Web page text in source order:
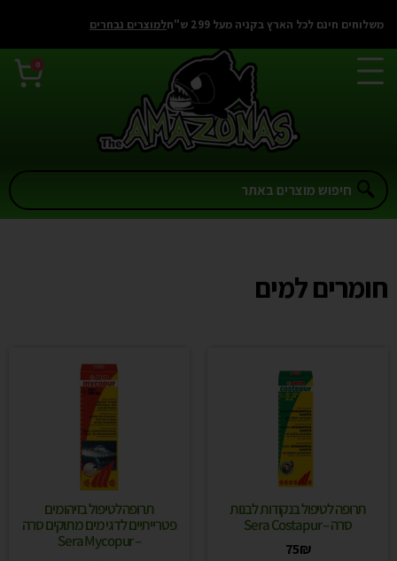
משלוחים חינם לכל הארץ בקניה מעל 299 ש"ח למוצרים נבחרים
0
חומרים למים
תרופה לטיפול בנקודות לבנות
סרה – Sera Costapur
75₪
תרופה לטיפול בזיהומים
פטרייתיים לדגי מים מתוקים סרה
– Sera Mycopur